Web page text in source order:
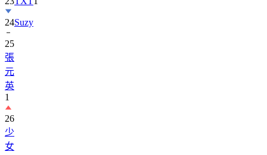
24Suzy
25
張
元
英
1
26
少
女